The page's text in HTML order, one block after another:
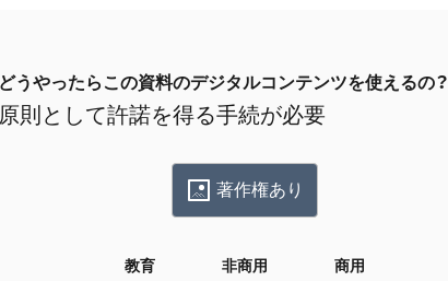
どうやったらこの資料のデジタルコンテンツを使えるの？
原則として許諾を得る手続が必要
著作権あり
教育 非商用 商用